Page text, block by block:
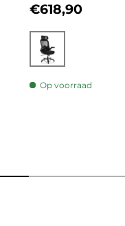
Reguliere prijs
€618,90
Zwart
Op voorraad